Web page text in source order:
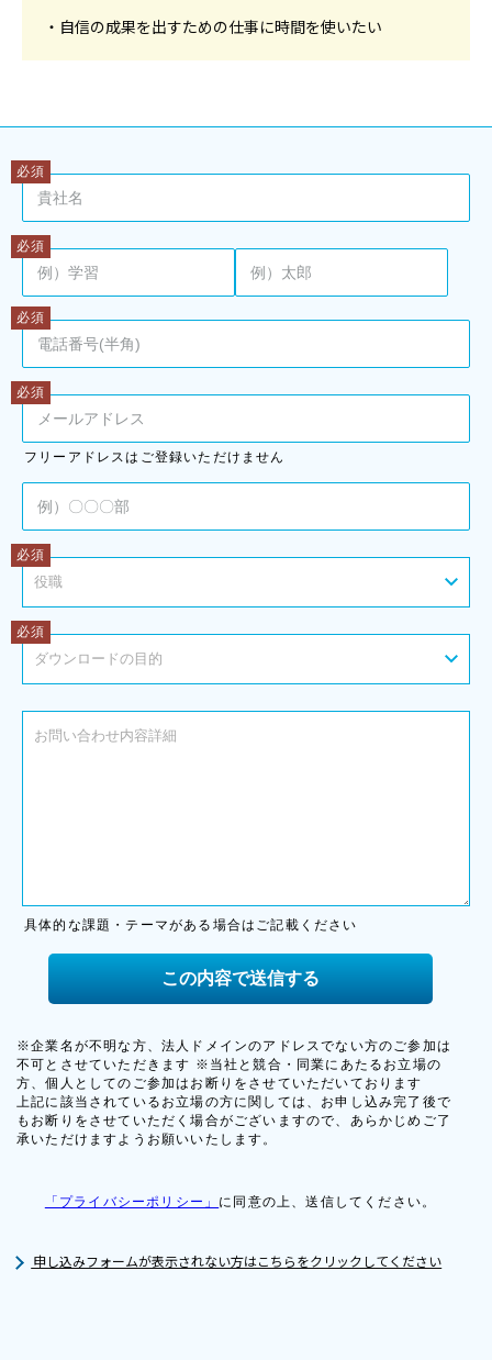
・自信の成果を出すための仕事に時間を使いたい
申し込みフォームが表示されない方はこちらをクリックしてください